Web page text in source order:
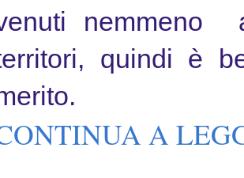
nemmeno
quindi è
A